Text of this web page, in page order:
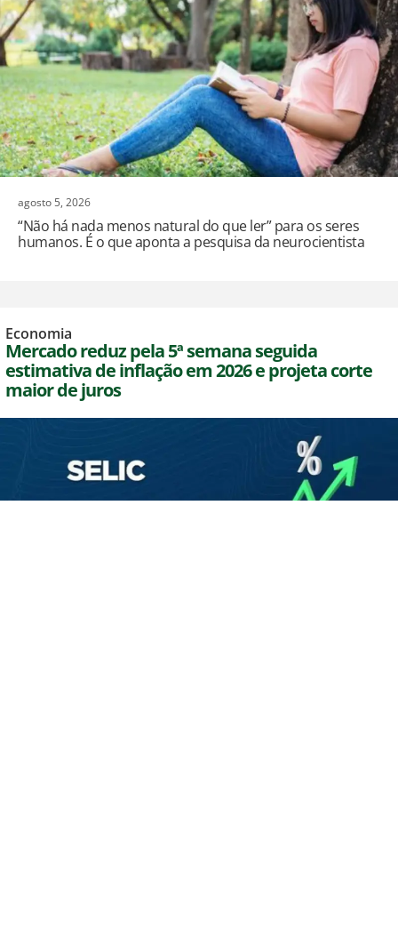
agosto 5, 2026
“Não há nada menos natural do que ler” para os seres
humanos. É o que aponta a pesquisa da neurocientista
Economia
Mercado reduz pela 5ª semana seguida
estimativa de inflação em 2026 e projeta corte
maior de juros